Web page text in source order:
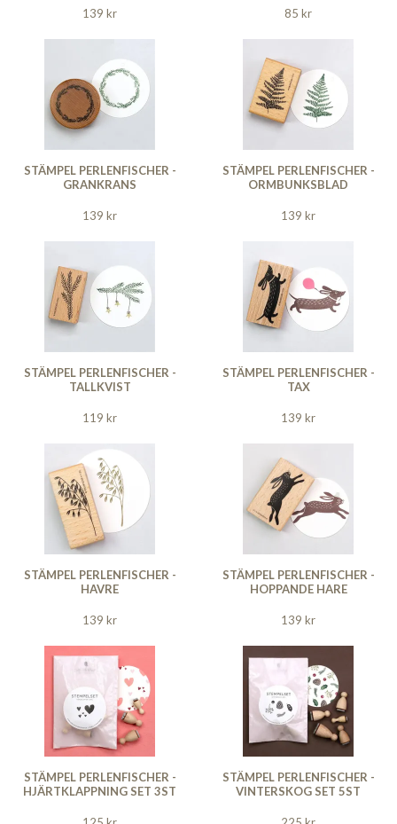
139 kr 85 kr
STÄMPEL PERLENFISCHER -
GRANKRANS
139 kr
STÄMPEL PERLENFISCHER -
ORMBUNKSBLAD
139 kr
STÄMPEL PERLENFISCHER -
TALLKVIST
119 kr
STÄMPEL PERLENFISCHER -
TAX
139 kr
STÄMPEL PERLENFISCHER -
HAVRE
139 kr
STÄMPEL PERLENFISCHER -
HOPPANDE HARE
139 kr
STÄMPEL PERLENFISCHER -
HJÄRTKLAPPNING SET 3ST
STÄMPEL PERLENFISCHER -
VINTERSKOG SET 5ST